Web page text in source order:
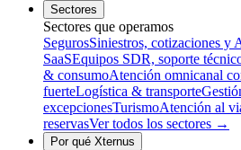
Sectores
Sectores que operamos
SegurosSiniestros, cotizaciones y
SaaSEquipos SDR, soporte
& consumoAtención omnicanal
fuerteLogística & transporte
excepcionesTurismoAtención al
reservasVer todos los sectores →
Por qué Xternus